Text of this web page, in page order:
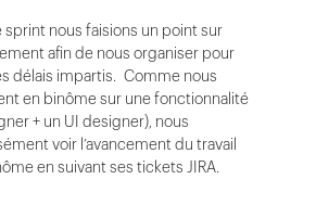
sprint nous faisions un point sur
afin de nous organiser pour
délais impartis. Comme nous
en binôme sur une fonctionnalité
+ un UI designer), nous
voir l’avancement du travail
en suivant ses tickets JIRA.